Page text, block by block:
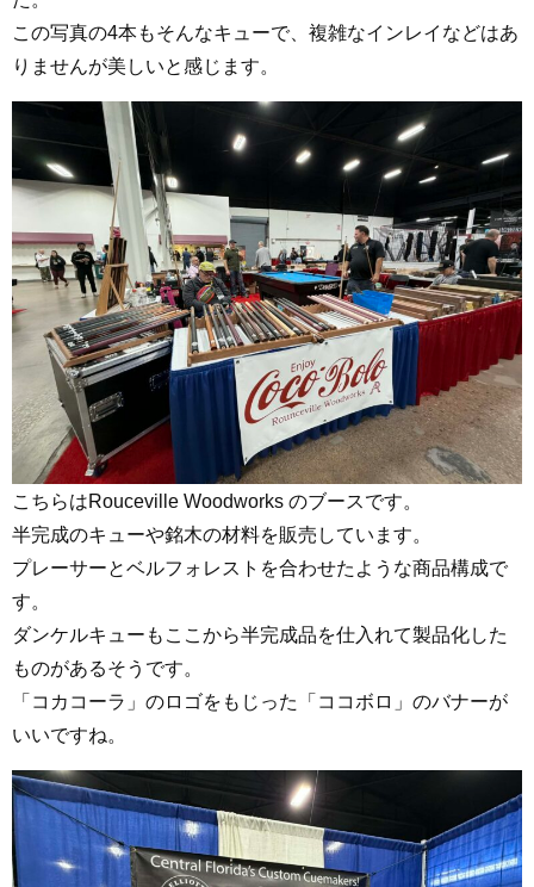
この写真の4本もそんなキューで、複雑なインレイなどはあ
りませんが美しいと感じます。
こちらはRouceville Woodworks のブースです。
半完成のキューや銘木の材料を販売しています。
プレーサーとベルフォレストを合わせたような商品構成で
す。
ダンケルキューもここから半完成品を仕入れて製品化した
ものがあるそうです。
「コカコーラ」のロゴをもじった「ココボロ」のバナーが
いいですね。